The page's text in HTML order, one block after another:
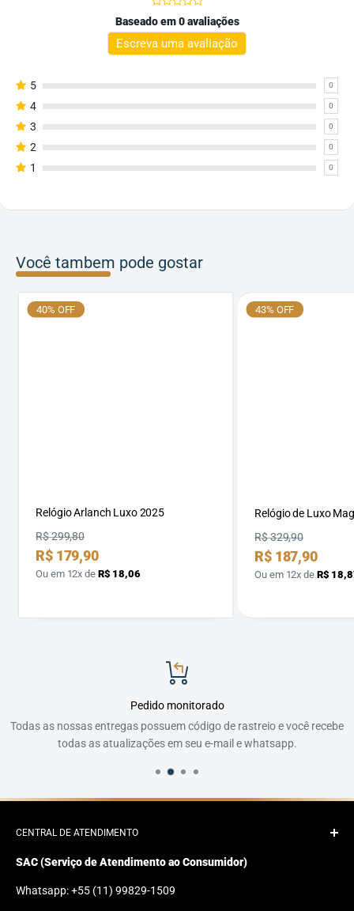
Baseado em 0 avaliações
Escreva uma avaliação
5 0
4 0
3 0
2 0
1 0
Você tambem pode gostar
40% OFF
Relógio Arlanch Luxo 2025
Preço
por
R$ 179,90
Preço
R$ 299,80
Ou em 12x de R$ 18,06
43% OFF
Relógio de Luxo
Preço
por
R$ 187,90
Preço
R$ 329,90
Ou em 12x de R$
Pedido monitorado
Todas as nossas entregas possuem código de rastreio e você recebe
todas as atualizações em seu e-mail e whatsapp.
CENTRAL DE ATENDIMENTO
SAC (Serviço de Atendimento ao Consumidor)
Whatsapp: +55 (11) 99829-1509